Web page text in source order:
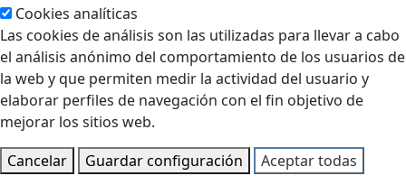
Cookies analíticas
Las cookies de análisis son las utilizadas para llevar a cabo
el análisis anónimo del comportamiento de los usuarios de
la web y que permiten medir la actividad del usuario y
elaborar perfiles de navegación con el fin objetivo de
mejorar los sitios web.
Cancelar
Guardar configuración Aceptar todas